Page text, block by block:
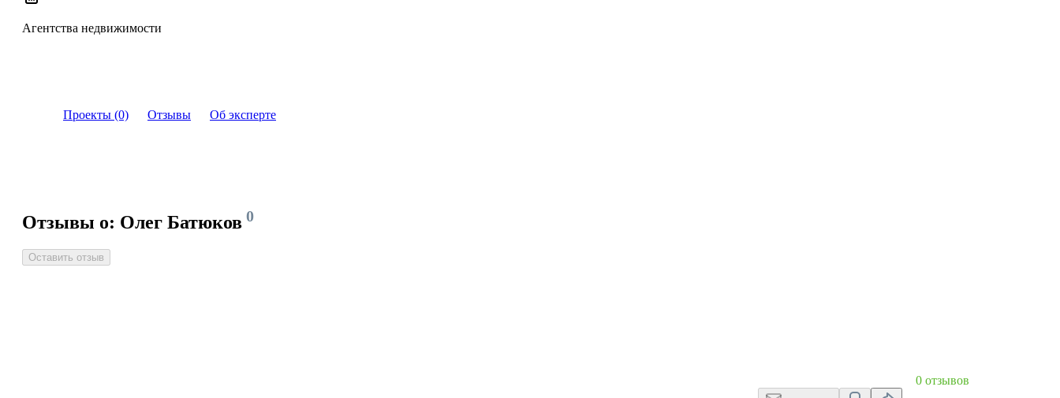
Агентства недвижимости
Проекты (0) Отзывы Об эксперте
Отзывы о: Олег Батюков 0
Оставить отзыв
0 отзывов